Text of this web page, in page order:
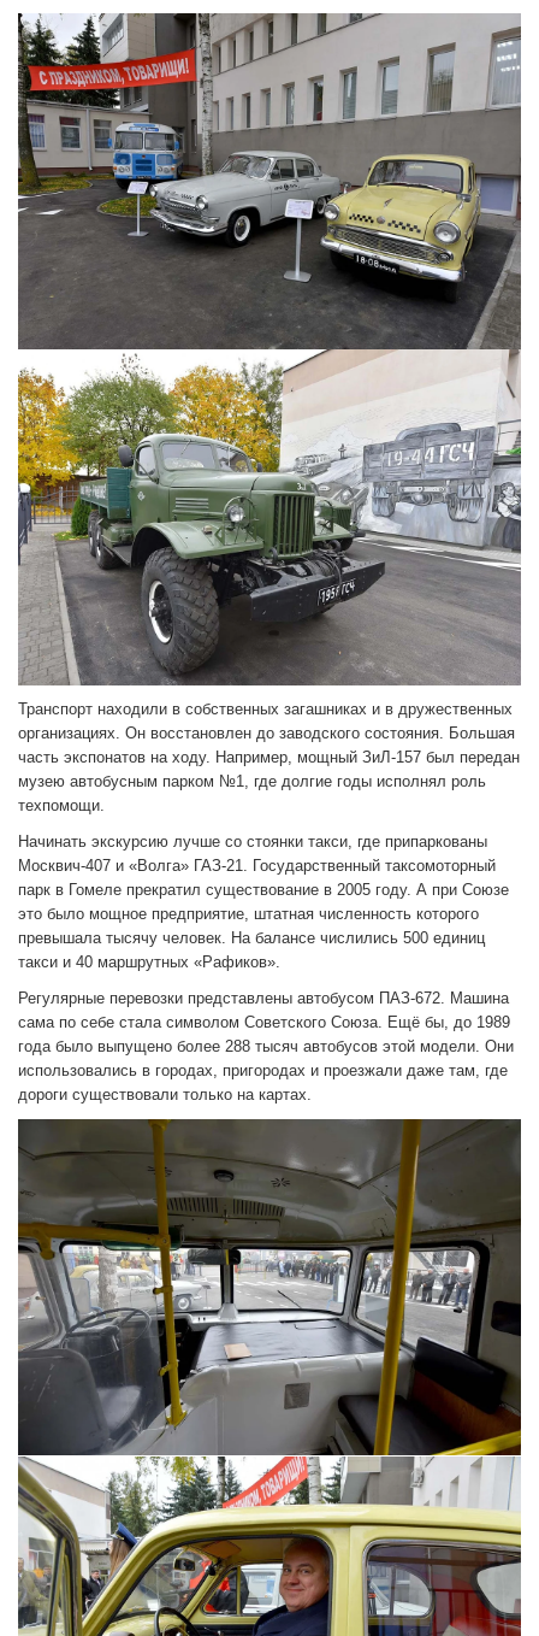
Транспорт находили в собственных загашниках и в дружественных
организациях. Он восстановлен до заводского состояния. Большая
часть экспонатов на ходу. Например, мощный ЗиЛ-157 был передан
музею автобусным парком №1, где долгие годы исполнял роль
техпомощи.
Начинать экскурсию лучше со стоянки такси, где припаркованы
Москвич-407 и «Волга» ГАЗ-21. Государственный таксомоторный
парк в Гомеле прекратил существование в 2005 году. А при Союзе
это было мощное предприятие, штатная численность которого
превышала тысячу человек. На балансе числились 500 единиц
такси и 40 маршрутных «Рафиков».
Регулярные перевозки представлены автобусом ПАЗ-672. Машина
сама по себе стала символом Советского Союза. Ещё бы, до 1989
года было выпущено более 288 тысяч автобусов этой модели. Они
использовались в городах, пригородах и проезжали даже там, где
дороги существовали только на картах.